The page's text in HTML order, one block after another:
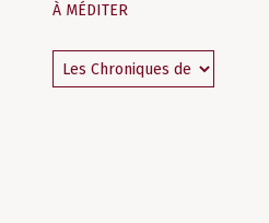
À MÉDITER